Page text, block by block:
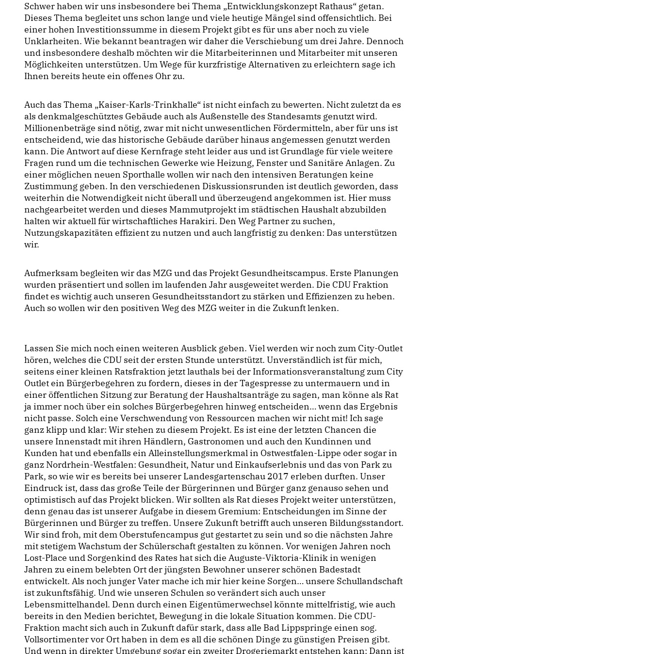
Schwer haben wir uns insbesondere bei Thema „Entwicklungskonzept Rathaus“ getan.
Dieses Thema begleitet uns schon lange und viele heutige Mängel sind offensichtlich. Bei
einer hohen Investitionssumme in diesem Projekt gibt es für uns aber noch zu viele
Unklarheiten. Wie bekannt beantragen wir daher die Verschiebung um drei Jahre. Dennoch
und insbesondere deshalb möchten wir die Mitarbeiterinnen und Mitarbeiter mit unseren
Möglichkeiten unterstützen. Um Wege für kurzfristige Alternativen zu erleichtern sage ich
Ihnen bereits heute ein offenes Ohr zu.
Auch das Thema „Kaiser-Karls-Trinkhalle“ ist nicht einfach zu bewerten. Nicht zuletzt da es
als denkmalgeschütztes Gebäude auch als Außenstelle des Standesamts genutzt wird.
Millionenbeträge sind nötig, zwar mit nicht unwesentlichen Fördermitteln, aber für uns ist
entscheidend, wie das historische Gebäude darüber hinaus angemessen genutzt werden
kann. Die Antwort auf diese Kernfrage steht leider aus und ist Grundlage für viele weitere
Fragen rund um die technischen Gewerke wie Heizung, Fenster und Sanitäre Anlagen. Zu
einer möglichen neuen Sporthalle wollen wir nach den intensiven Beratungen keine
Zustimmung geben. In den verschiedenen Diskussionsrunden ist deutlich geworden, dass
weiterhin die Notwendigkeit nicht überall und überzeugend angekommen ist. Hier muss
nachgearbeitet werden und dieses Mammutprojekt im städtischen Haushalt abzubilden
halten wir aktuell für wirtschaftliches Harakiri. Den Weg Partner zu suchen,
Nutzungskapazitäten effizient zu nutzen und auch langfristig zu denken: Das unterstützen
wir.
Aufmerksam begleiten wir das MZG und das Projekt Gesundheitscampus. Erste Planungen
wurden präsentiert und sollen im laufenden Jahr ausgeweitet werden. Die CDU Fraktion
findet es wichtig auch unseren Gesundheitsstandort zu stärken und Effizienzen zu heben.
Auch so wollen wir den positiven Weg des MZG weiter in die Zukunft lenken.
Lassen Sie mich noch einen weiteren Ausblick geben. Viel werden wir noch zum City-Outlet
hören, welches die CDU seit der ersten Stunde unterstützt. Unverständlich ist für mich,
seitens einer kleinen Ratsfraktion jetzt lauthals bei der Informationsveranstaltung zum City
Outlet ein Bürgerbegehren zu fordern, dieses in der Tagespresse zu untermauern und in
einer öffentlichen Sitzung zur Beratung der Haushaltsanträge zu sagen, man könne als Rat
ja immer noch über ein solches Bürgerbegehren hinweg entscheiden… wenn das Ergebnis
nicht passe. Solch eine Verschwendung von Ressourcen machen wir nicht mit! Ich sage
ganz klipp und klar: Wir stehen zu diesem Projekt. Es ist eine der letzten Chancen die
unsere Innenstadt mit ihren Händlern, Gastronomen und auch den Kundinnen und
Kunden hat und ebenfalls ein Alleinstellungsmerkmal in Ostwestfalen-Lippe oder sogar in
ganz Nordrhein-Westfalen: Gesundheit, Natur und Einkaufserlebnis und das von Park zu
Park, so wie wir es bereits bei unserer Landesgartenschau 2017 erleben durften. Unser
Eindruck ist, dass das große Teile der Bürgerinnen und Bürger ganz genauso sehen und
optimistisch auf das Projekt blicken. Wir sollten als Rat dieses Projekt weiter unterstützen,
denn genau das ist unserer Aufgabe in diesem Gremium: Entscheidungen im Sinne der
Bürgerinnen und Bürger zu treffen. Unsere Zukunft betrifft auch unseren Bildungsstandort.
Wir sind froh, mit dem Oberstufencampus gut gestartet zu sein und so die nächsten Jahre
mit stetigem Wachstum der Schülerschaft gestalten zu können. Vor wenigen Jahren noch
Lost-Place und Sorgenkind des Rates hat sich die Auguste-Viktoria-Klinik in wenigen
Jahren zu einem belebten Ort der jüngsten Bewohner unserer schönen Badestadt
entwickelt. Als noch junger Vater mache ich mir hier keine Sorgen… unsere Schullandschaft
ist zukunftsfähig. Und wie unseren Schulen so verändert sich auch unser
Lebensmittelhandel. Denn durch einen Eigentümerwechsel könnte mittelfristig, wie auch
bereits in den Medien berichtet, Bewegung in die lokale Situation kommen. Die CDU-
Fraktion macht sich auch in Zukunft dafür stark, dass alle Bad Lippspringe einen sog.
Vollsortimenter vor Ort haben in dem es all die schönen Dinge zu günstigen Preisen gibt.
Und wenn in direkter Umgebung sogar ein zweiter Drogeriemarkt entstehen kann: Dann ist